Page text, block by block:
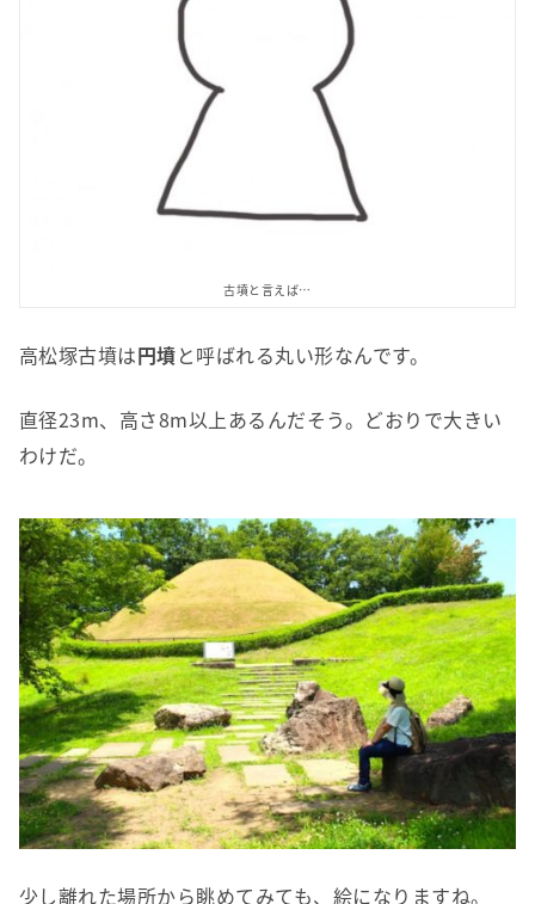
古墳と言えば…
高松塚古墳は円墳と呼ばれる丸い形なんです。
直径23m、高さ8m以上あるんだそう。どおりで大きい
わけだ。
少し離れた場所から眺めてみても、絵になりますね。